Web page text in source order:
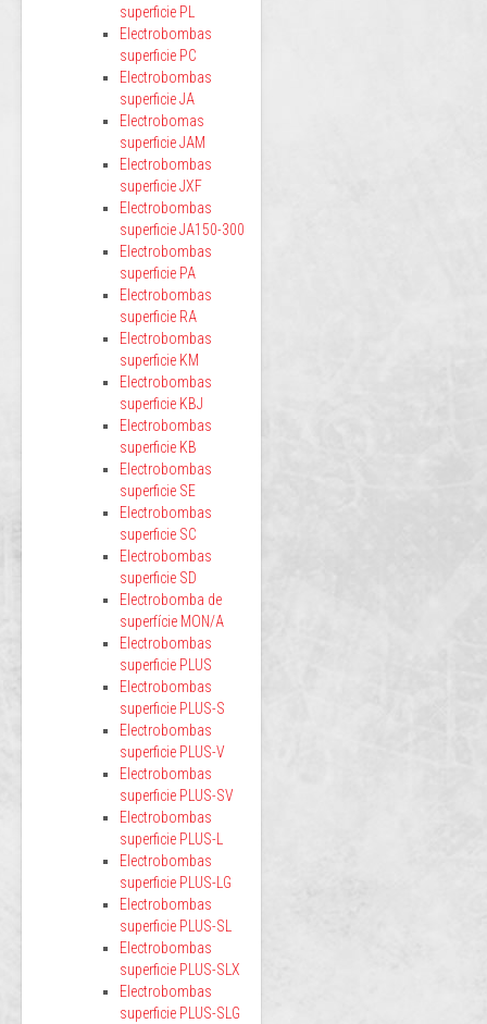
superficie PL
Electrobombas
superficie PC
Electrobombas
superficie JA
Electrobomas
superficie JAM
Electrobombas
superficie JXF
Electrobombas
superficie JA150-300
Electrobombas
superficie PA
Electrobombas
superficie RA
Electrobombas
superficie KM
Electrobombas
superficie KBJ
Electrobombas
superficie KB
Electrobombas
superficie SE
Electrobombas
superficie SC
Electrobombas
superficie SD
Electrobomba de
superfície MON/A
Electrobombas
superficie PLUS
Electrobombas
superficie PLUS-S
Electrobombas
superficie PLUS-V
Electrobombas
superficie PLUS-SV
Electrobombas
superficie PLUS-L
Electrobombas
superficie PLUS-LG
Electrobombas
superficie PLUS-SL
Electrobombas
superficie PLUS-SLX
Electrobombas
superficie PLUS-SLG